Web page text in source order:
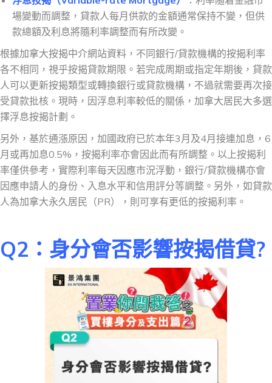
場變動而調整，貸款人每月供款的金額通常保持不變，但供
款總額及利息將隨利率調整而有所改變。
根據加拿大按揭中介網站資料，不同銀行/貸款機構的按揭利率
各不相同，視乎按揭貸款期限。若完成周期或指定年期後，貸款
人可以更新按揭類型或轉換銀行或貸款機構，不過就需要再次接
受貸款批核。現時，因浮息利率較低的關係，加拿大居民大多選
擇浮息按揭計劃。
另外，基於通漲原因，加國政府已於本年3月及4月接連加息，6
月或再加息0.5%，按揭利率亦會因此而有所調整。以上按揭利
率僅供參考，實際利率每天因應市況浮動，銀行/貸款機構亦會
因應申請人的身份、入息水平和信用評分等調整。另外，如貸款
人為加拿大永久居民（PR），則可享有更低的按揭利率。
Q2 ：身分會否影響按揭借貸?